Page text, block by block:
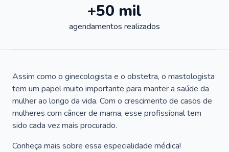
+50 mil
agendamentos realizados
Assim como o ginecologista e o obstetra, o mastologista
tem um papel muito importante para manter a saúde da
mulher ao longo da vida. Com o crescimento de casos de
mulheres com câncer de mama, esse profissional tem
sido cada vez mais procurado.
Conheça mais sobre essa especialidade médica!